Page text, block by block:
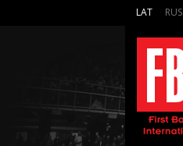
LAT RUS